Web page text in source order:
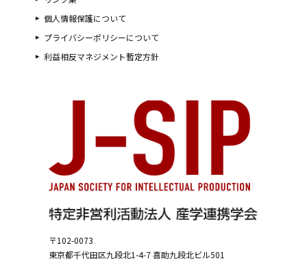
〒102-0073
東京都千代田区九段北1-4-7喜助九段北ビル501
個人情報保護について
プライバシーポリシーについて
利益相反マネジメント暫定方針